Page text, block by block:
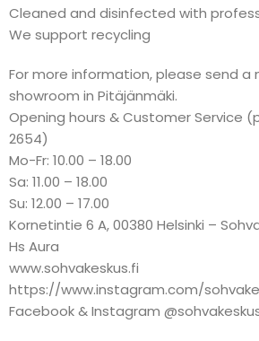
Cleaned and disinfected with
We support recycling
For more information, please send a
showroom in Pitäjänmäki.
Opening hours & Customer Service
2654)
Mo-Fr: 10.00 – 18.00
Sa: 11.00 – 18.00
Su: 12.00 – 17.00
Kornetintie 6 A, 00380 Helsinki –
Hs Aura
www.sohvakeskus.fi
https://www.instagram.com/
Facebook & Instagram